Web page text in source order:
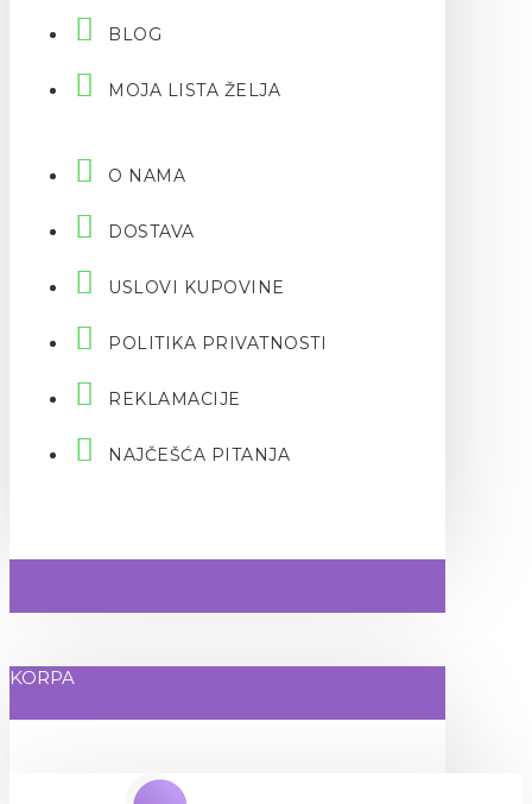
BLOG
MOJA LISTA ŽELJA
O NAMA
DOSTAVA
USLOVI KUPOVINE
POLITIKA PRIVATNOSTI
REKLAMACIJE
NAJČEŠĆA PITANJA
KORPA